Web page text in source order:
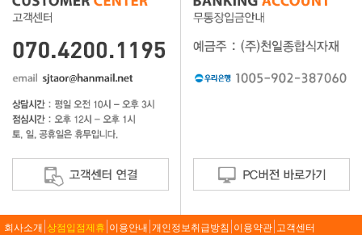
회사소개 상점입점제휴 이용안내 개인정보취급방침 이용약관 고객센터